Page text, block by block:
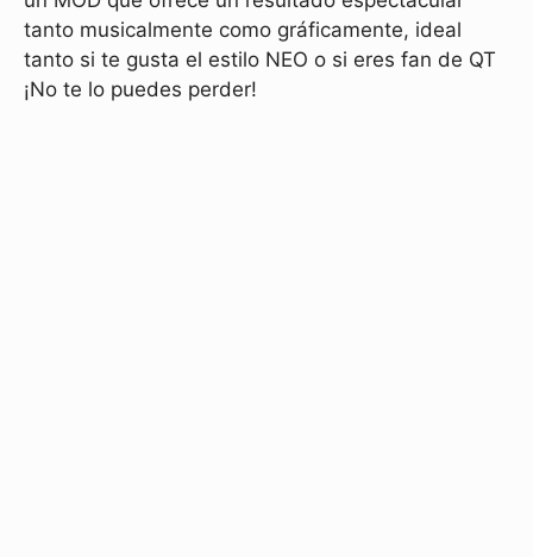
tanto musicalmente como gráficamente, ideal
tanto si te gusta el estilo NEO o si eres fan de QT
¡No te lo puedes perder!